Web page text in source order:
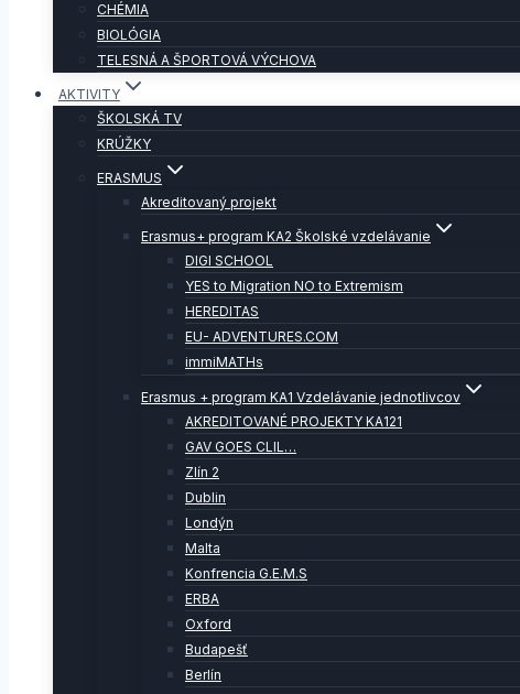
CHÉMIA
BIOLÓGIA
TELESNÁ A ŠPORTOVÁ VÝCHOVA
AKTIVITY
ŠKOLSKÁ TV
KRÚŽKY
ERASMUS
Akreditovaný projekt
Erasmus+ program KA2 Školské vzdelávanie
DIGI SCHOOL
YES to Migration NO to Extremism
HEREDITAS
EU- ADVENTURES.COM
immiMATHs
Erasmus + program KA1 Vzdelávanie jednotlivcov
AKREDITOVANÉ PROJEKTY KA121
GAV GOES CLIL…
Zlín 2
Dublin
Londýn
Malta
Konfrencia G.E.M.S
ERBA
Oxford
Budapešť
Berlín